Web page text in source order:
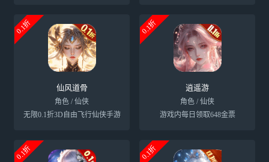
0.1折
仙风道骨
角色 / 仙侠
无限0.1折3D自由飞行仙侠手游
0.1折
逍遥游
角色 / 仙侠
游戏内每日领取648金票
0.1折 0.1折